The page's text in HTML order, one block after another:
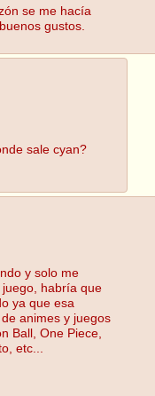
se me hacía
gustos.
sale cyan?
y solo me
habría que
ya que esa
animes y juegos
Ball, One Piece,
etc...